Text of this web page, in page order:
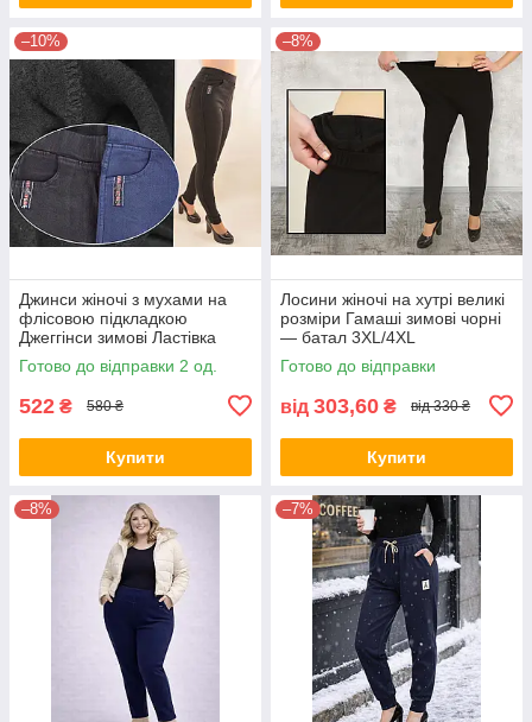
–10%
Джинси жіночі з мухами на
флісовою підкладкою
Джеггінси зимові Ластівка
Чорний, L/40
Готово до відправки 2 од.
522 ₴ 580 ₴
Купити
–8%
Лосини жіночі на хутрі великі
розміри Гамаші зимові чорні
— батал 3XL/4XL
Готово до відправки
від 303,60 ₴ від 330 ₴
Купити
–8% –7%